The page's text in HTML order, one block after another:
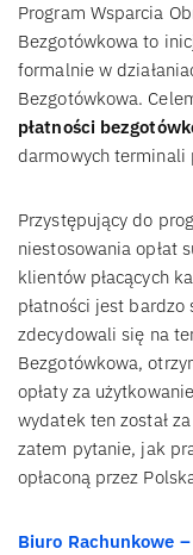
Program Wsparcia
Bezgotówkowa to
formalnie w
Bezgotówkowa.
płatności
darmowych terminali
Przystępujący do
niestosowania opłat
klientów płacących
płatności jest
zdecydowali się na
Bezgotówkowa,
opłaty za
wydatek ten został
zatem pytanie, jak
opłaconą przez
Biuro Rachunkowe